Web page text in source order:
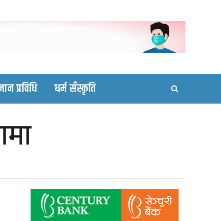
site
प्रविधि धर्म सँस्कृति